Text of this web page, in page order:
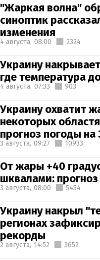
"Жаркая волна"
синоптик
изменения
4 августа, 08:00 2324
Украину
где температура
4 августа, 07:33 903
Украину охватит
некоторых
прогноз погоды на
3 августа, 09:27 10933
От жары +40
шквалами:
3 августа, 08:00 5454
Украину накрыл
регионах
рекорды
2 августа, 14:52 3652